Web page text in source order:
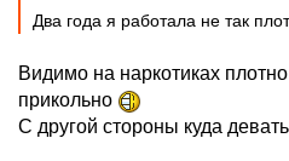
Два года я работала не так
Видимо на наркотиках
прикольно
С другой стороны куда